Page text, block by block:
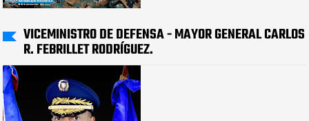
VICEMINISTRO DE DEFENSA - MAYOR GENERAL CARLOS
R. FEBRILLET RODRÍGUEZ.